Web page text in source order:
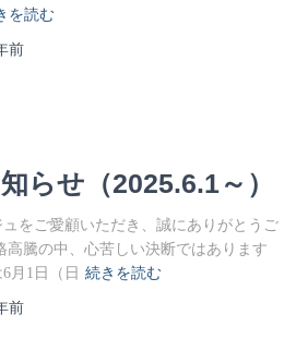
を読む
前
らせ（2025.6.1～）
をご愛顧いただき、誠にありがとうご
高騰の中、心苦しい決断ではあります
月1日（日 続きを読む
前